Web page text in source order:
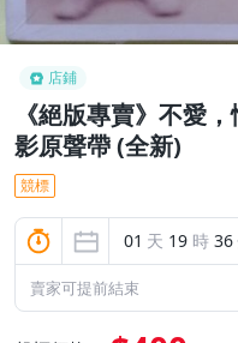
店鋪
《絕版專賣》不愛
影原聲帶 (全新)
競標
01 天 19 時 36
賣家可提前結束